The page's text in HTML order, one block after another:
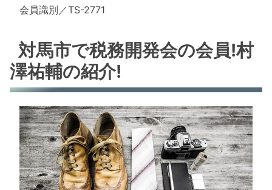
会員識別／TS-2771
対馬市で税務開発会の会員!村
澤祐輔の紹介!